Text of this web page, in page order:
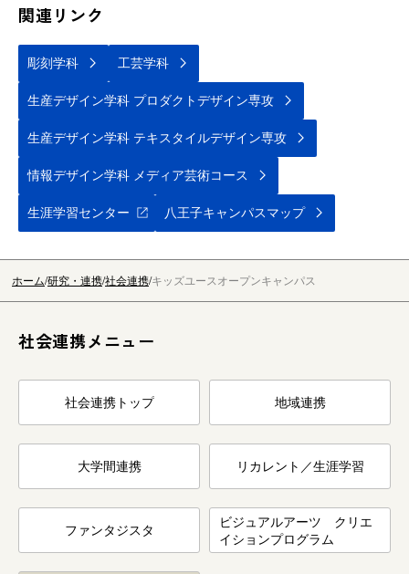
関連リンク
彫刻学科 工芸学科
生産デザイン学科 プロダクトデザイン専攻
生産デザイン学科 テキスタイルデザイン専攻
情報デザイン学科 メディア芸術コース
生涯学習センター 八王子キャンパスマップ
ホーム 研究・連携社会連携キッズユースオープンキャンパス
社会連携メニュー
社会連携トップ 地域連携
大学間連携 リカレント／生涯学習
ファンタジスタ
ビジュアルアーツ クリエ
イションプログラム